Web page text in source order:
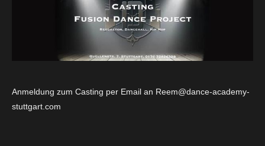
Anmeldung zum Casting per Email an Reem@dance-academy-
stuttgart.com